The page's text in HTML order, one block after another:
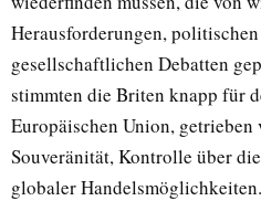
Herausforderungen,
gesellschaftlichen Debatten
stimmten die Briten knapp für
Europäischen Union,
Souveränität, Kontrolle über
globaler Handelsmöglichkeiten.